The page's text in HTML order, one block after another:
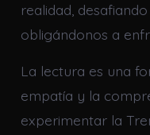
realidad,
obligándonos a
La lectura es una
empatía y la
experimentar la